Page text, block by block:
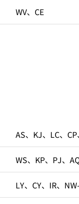
WV、CE
AS、KJ、LC、
WS、KP、PJ、
LY、CY、IR、